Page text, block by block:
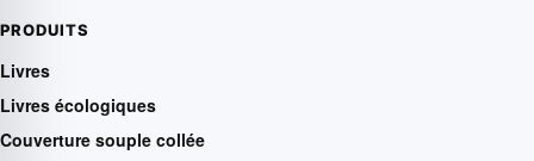
PRODUITS
Livres
Livres écologiques
Couverture souple collée